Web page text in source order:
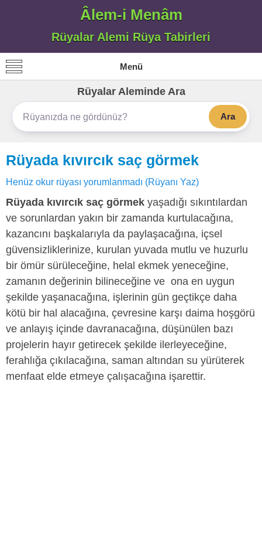
Âlem-i Menâm
Rüyalar Alemi Rüya Tabirleri
Menü
Rüyalar Aleminde Ara
Ara
Rüyada kıvırcık saç görmek
Henüz okur rüyası yorumlanmadı (Rüyanı Yaz)
Rüyada kıvırcık saç görmek yaşadığı sıkıntılardan
ve sorunlardan yakın bir zamanda kurtulacağına,
kazancını başkalarıyla da paylaşacağına, içsel
güvensizliklerinize, kurulan yuvada mutlu ve huzurlu
bir ömür sürüleceğine, helal ekmek yeneceğine,
zamanın değerinin bilineceğine ve ona en uygun
şekilde yaşanacağına, işlerinin gün geçtikçe daha
kötü bir hal alacağına, çevresine karşı daima hoşgörü
ve anlayış içinde davranacağına, düşünülen bazı
projelerin hayır getirecek şekilde ilerleyeceğine,
ferahlığa çıkılacağına, saman altından su yürüterek
menfaat elde etmeye çalışacağına işarettir.